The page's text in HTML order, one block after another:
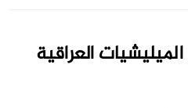
العراقية